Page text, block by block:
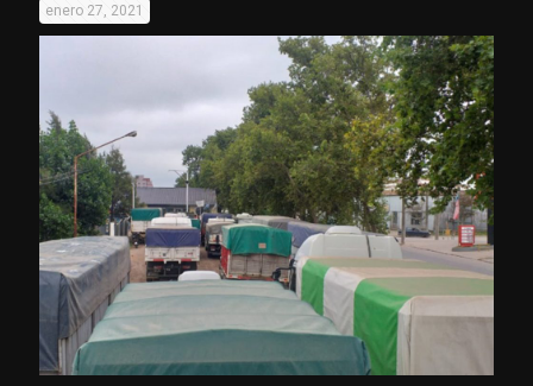
enero 27, 2021